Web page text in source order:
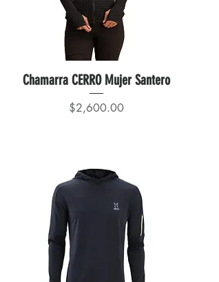
Chamarra CERRO Mujer Santero
Precio
$2,600.00